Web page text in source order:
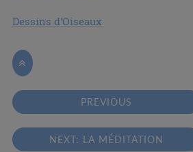
Dessins d'Oiseaux

PREVIOUS
NEXT: LA MÉDITATION